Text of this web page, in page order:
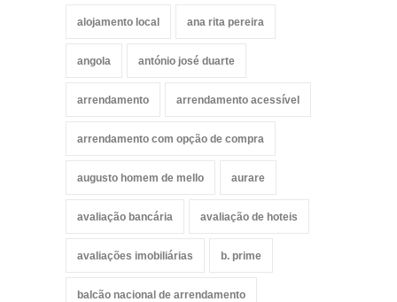
alojamento local ana rita pereira
angola antónio josé duarte
arrendamento arrendamento acessível
arrendamento com opção de compra
augusto homem de mello aurare
avaliação bancária avaliação de hoteis
avaliações imobiliárias b. prime
balcão nacional de arrendamento